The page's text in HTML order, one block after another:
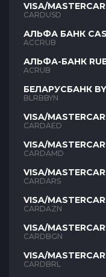
VISA/
USD
CARDUSD
АЛЬФА БАНК
RUB
ACCRUB
АЛЬФА-БАНК
ACRUB
БЕЛАРУСБАНК
BLRBBYN
VISA/
AED
CARDAED
VISA/
AMD
CARDAMD
VISA/
ARS
CARDARS
VISA/
AZN
CARDAZN
VISA/
BGN
CARDBGN
VISA/
BRL
CARDBRL